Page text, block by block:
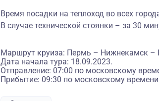
Время посадки на теплоход во всех
В случае технической стоянки – за 30
Маршрут круиза: Пермь – Нижнекамск –
Дата начала тура: 18.09.2023.
Отправление: 07:00 по московскому
Прибытие: 09:30 по московскому